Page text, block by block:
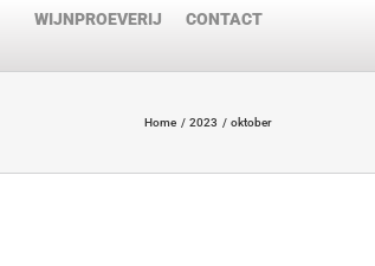
WIJNPROEVERIJ
CONTACT
Home 2023 oktober